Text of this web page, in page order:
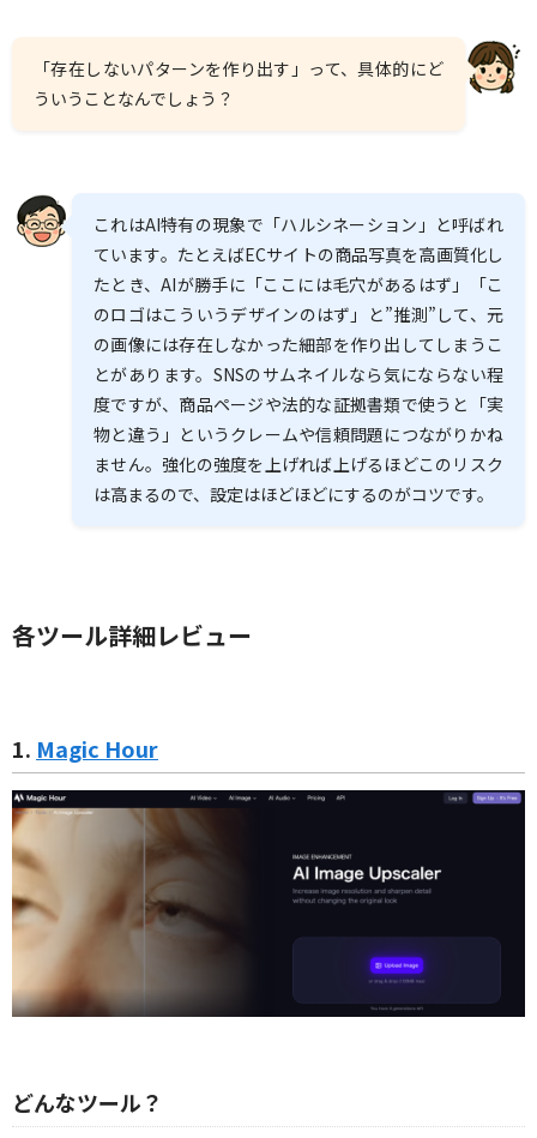
「存在しないパターンを作り出す」って、具体的にど
ういうことなんでしょう？
これはAI特有の現象で「ハルシネーション」と呼ばれ
ています。たとえばECサイトの商品写真を高画質化し
たとき、AIが勝手に「ここには毛穴があるはず」「こ
のロゴはこういうデザインのはず」と”推測”して、元
の画像には存在しなかった細部を作り出してしまうこ
とがあります。SNSのサムネイルなら気にならない程
度ですが、商品ページや法的な証拠書類で使うと「実
物と違う」というクレームや信頼問題につながりかね
ません。強化の強度を上げれば上げるほどこのリスク
は高まるので、設定はほどほどにするのがコツです。
各ツール詳細レビュー
1. Magic Hour
どんなツール？